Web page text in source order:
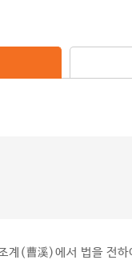
계(曹溪)에서 법을 전